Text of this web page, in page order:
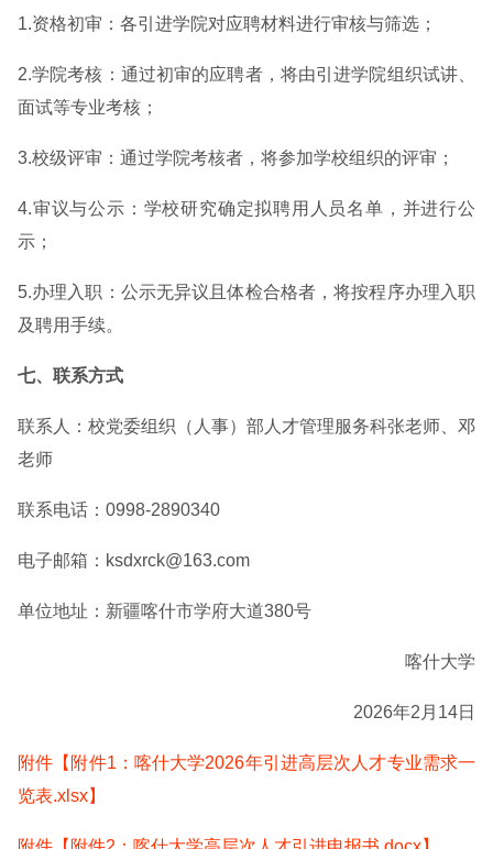
1.资格初审：各引进学院对应聘材料进行审核与筛选；
2.学院考核：通过初审的应聘者，将由引进学院组织试讲、
面试等专业考核；
3.校级评审：通过学院考核者，将参加学校组织的评审；
4.审议与公示：学校研究确定拟聘用人员名单，并进行公
示；
5.办理入职：公示无异议且体检合格者，将按程序办理入职
及聘用手续。
七、联系方式
联系人：校党委组织（人事）部人才管理服务科张老师、邓
老师
联系电话：0998-2890340
电子邮箱：ksdxrck@163.com
单位地址：新疆喀什市学府大道380号
喀什大学
2026年2月14日
附件【附件1：喀什大学2026年引进高层次人才专业需求一
览表.xlsx】